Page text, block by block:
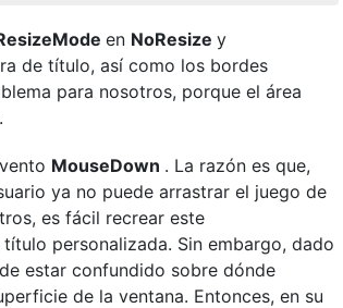
en NoResize y
de título, así como los bordes
para nosotros, porque el área
MouseDown . La razón es que,
ya no puede arrastrar el juego de
es fácil recrear este
personalizada. Sin embargo, dado
estar confundido sobre dónde
de la ventana. Entonces, en su